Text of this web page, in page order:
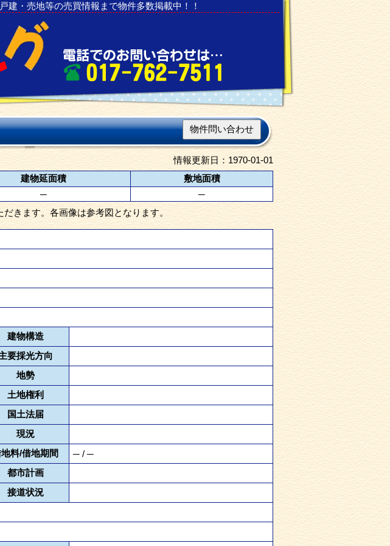
建・売地等の売買情報まで物件多数掲載中！！
物件問い合わせ
情報更新日：1970-01-01
建物延面積
敷地面積
─
─
きます。各画像は参考図となります。
建物構造
要採光方向
地勢
土地権利
国土法届
現況
料/借地期間
─ / ─
都市計画
接道状況